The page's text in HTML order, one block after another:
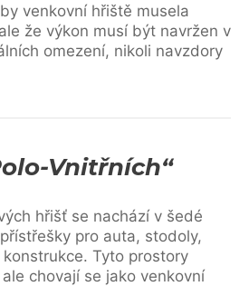
venkovní hřiště musela
že výkon musí být navržen v
omezení, nikoli navzdory
Vnitřních“
hřišť se nachází v šedé
pro auta, stodoly,
Tyto prostory
chovají se jako venkovní